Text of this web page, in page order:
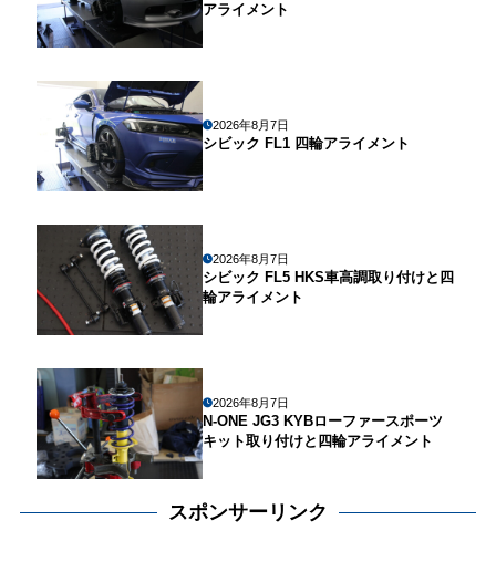
アライメント
2026年8月7日
シビック FL1 四輪アライメント
2026年8月7日
シビック FL5 HKS車高調取り付けと四
輪アライメント
2026年8月7日
N-ONE JG3 KYBローファースポーツ
キット取り付けと四輪アライメント
スポンサーリンク